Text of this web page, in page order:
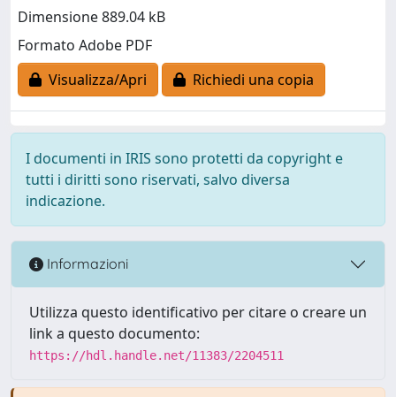
Dimensione 889.04 kB
Formato Adobe PDF
Visualizza/Apri
Richiedi una copia
I documenti in IRIS sono protetti da copyright e
tutti i diritti sono riservati, salvo diversa
indicazione.
Informazioni
Utilizza questo identificativo per citare o creare un
link a questo documento:
https://hdl.handle.net/11383/2204511